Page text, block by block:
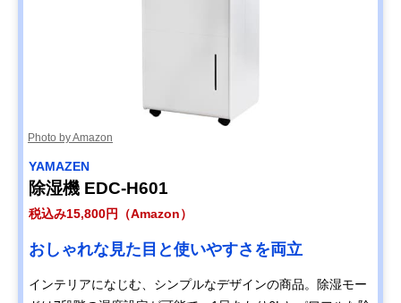
Photo by Amazon
YAMAZEN
除湿機 EDC-H601
税込み15,800円（Amazon）
おしゃれな見た目と使いやすさを両立
インテリアになじむ、シンプルなデザインの商品。除湿モー